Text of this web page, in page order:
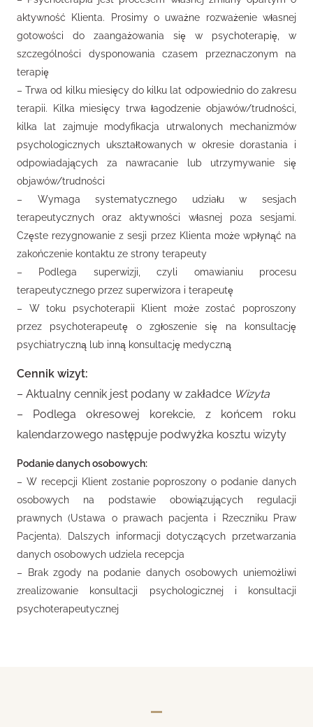
aktywność Klienta. Prosimy o uważne rozważenie własnej
gotowości do zaangażowania się w psychoterapię, w
szczególności dysponowania czasem przeznaczonym na
terapię
– Trwa od kilku miesięcy do kilku lat odpowiednio do zakresu
terapii. Kilka miesięcy trwa łagodzenie objawów/trudności,
kilka lat zajmuje modyfikacja utrwalonych mechanizmów
psychologicznych ukształtowanych w okresie dorastania i
odpowiadających za nawracanie lub utrzymywanie się
objawów/trudności
– Wymaga systematycznego udziału w sesjach
terapeutycznych oraz aktywności własnej poza sesjami.
Częste rezygnowanie z sesji przez Klienta może wpłynąć na
zakończenie kontaktu ze strony terapeuty
– Podlega superwizji, czyli omawianiu procesu
terapeutycznego przez superwizora i terapeutę
– W toku psychoterapii Klient może zostać poproszony
przez psychoterapeutę o zgłoszenie się na konsultację
psychiatryczną lub inną konsultację medyczną
Cennik wizyt:
– Aktualny cennik jest podany w zakładce Wizyta
– Podlega okresowej korekcie, z końcem roku
kalendarzowego następuje podwyżka kosztu wizyty
Podanie danych osobowych:
– W recepcji Klient zostanie poproszony o podanie danych
osobowych na podstawie obowiązujących regulacji
prawnych (Ustawa o prawach pacjenta i Rzeczniku Praw
Pacjenta). Dalszych informacji dotyczących przetwarzania
danych osobowych udziela recepcja
– Brak zgody na podanie danych osobowych uniemożliwi
zrealizowanie konsultacji psychologicznej i konsultacji
psychoterapeutycznej